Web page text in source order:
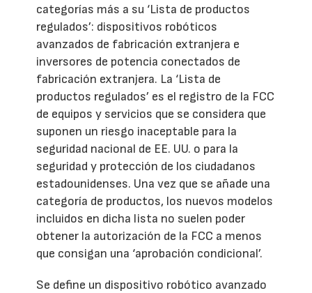
categorías más a su ‘Lista de productos
regulados’: dispositivos robóticos
avanzados de fabricación extranjera e
inversores de potencia conectados de
fabricación extranjera. La ‘Lista de
productos regulados’ es el registro de la FCC
de equipos y servicios que se considera que
suponen un riesgo inaceptable para la
seguridad nacional de EE. UU. o para la
seguridad y protección de los ciudadanos
estadounidenses. Una vez que se añade una
categoría de productos, los nuevos modelos
incluidos en dicha lista no suelen poder
obtener la autorización de la FCC a menos
que consigan una ‘aprobación condicional’.
Se define un dispositivo robótico avanzado